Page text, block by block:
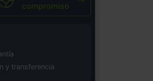
compromiso
y transferencia